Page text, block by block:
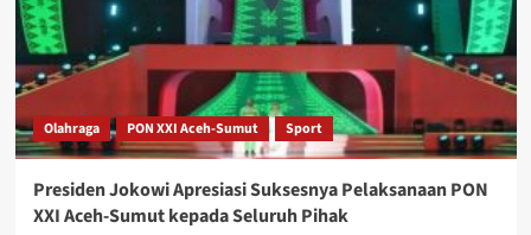
Olahraga PON XXI Aceh-Sumut Sport
Presiden Jokowi Apresiasi Suksesnya Pelaksanaan PON
XXI Aceh-Sumut kepada Seluruh Pihak